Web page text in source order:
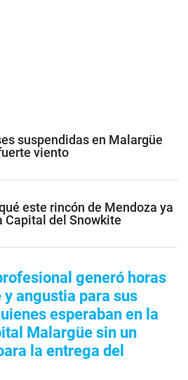
suspendidas en Malargüe
viento
este rincón de Mendoza ya
Capital del Snowkite
generó horas
angustia para sus
esperaban en la
Malargüe sin un
la entrega del